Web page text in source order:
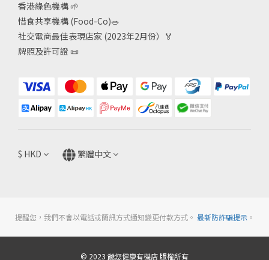
香港綠色機構 🌱
惜食共享機構 (Food-Co)🥗
社交電商最佳表現店家 (2023年2月份）🏅
牌照及許可證 📜
$ HKD 繁體中文
提醒您，我們不會以電話或簡訊方式通知變更付款方式。 最新防詐騙提示。
© 2023 餸您健康有機店 版權所有